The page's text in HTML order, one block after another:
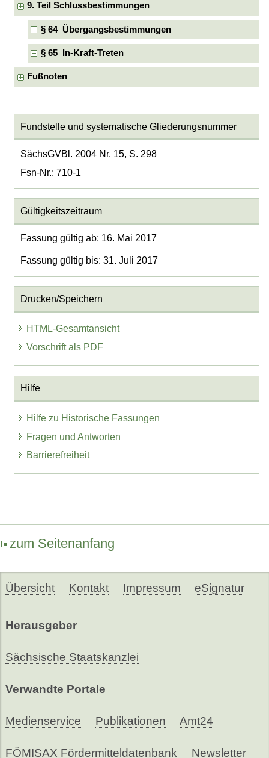
9. Teil Schlussbestimmungen
§ 64 Übergangsbestimmungen
§ 65 In-Kraft-Treten
Fußnoten
Fundstelle und systematische Gliederungsnummer
SächsGVBl. 2004 Nr. 15, S. 298
Fsn-Nr.: 710-1
Gültigkeitszeitraum
Fassung gültig ab: 16. Mai 2017
Fassung gültig bis: 31. Juli 2017
Drucken/Speichern
HTML-Gesamtansicht
Vorschrift als PDF
Hilfe
Hilfe zu Historische Fassungen
Fragen und Antworten
Barrierefreiheit
zum Seitenanfang
Übersicht Kontakt Impressum eSignatur
Herausgeber
Sächsische Staatskanzlei
Verwandte Portale
Medienservice Publikationen Amt24
FÖMISAX Fördermitteldatenbank Newsletter